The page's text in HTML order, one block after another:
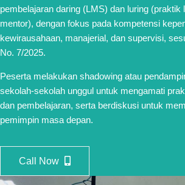
pembelajaran daring (LMS) dan luring (praktik
mentor), dengan fokus pada kompetensi
kewirausahaan, manajerial, dan supervisi,
No. 7/2025.
Peserta melakukan shadowing atau
sekolah-sekolah unggul untuk mengamati
dan pembelajaran, serta berdiskusi untuk
pemimpin masa depan.
Call Now